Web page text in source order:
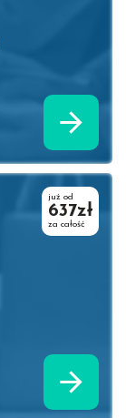
już od
637zł
za całość